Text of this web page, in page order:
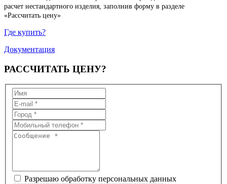
расчет нестандартного изделия, заполнив форму в разделе
«Рассчитать цену»
Где купить?
Документация
РАССЧИТАТЬ ЦЕНУ?
Разрешаю обработку персональных данных